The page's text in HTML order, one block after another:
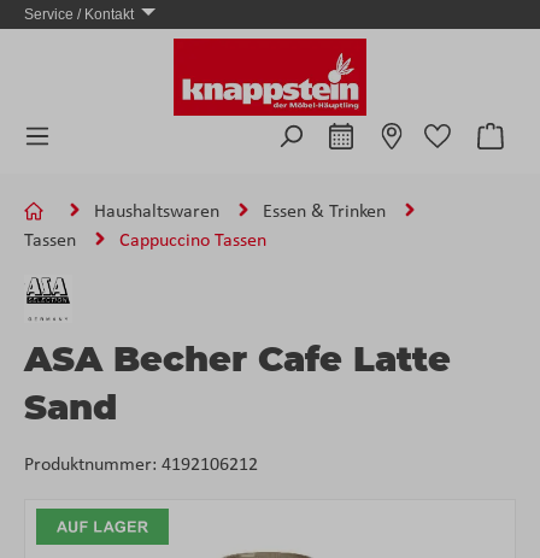
Zum Hauptinhalt springen
Service / Kontakt
Haushaltswaren
Essen & Trinken
Tassen
Cappuccino Tassen
Bildergalerie überspringen
ASA Becher Cafe Latte
Sand
Produktnummer: 4192106212